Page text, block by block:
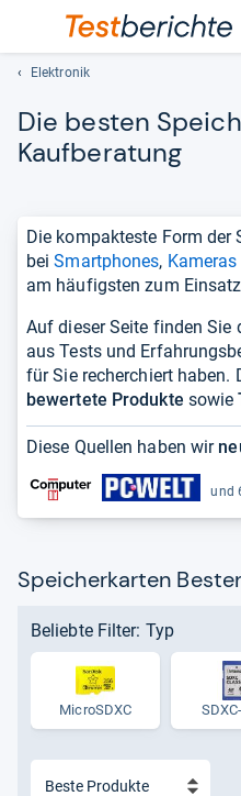
Elektronik
Die bes­ten
Kauf­be­ra­tung
Die kompakteste Form der
beiSmartphones, Kameras
am häufigsten zum
Auf dieser Seite finden Sie
aus Tests und
für Sie recherchiert haben.
bewertete Produkte sowie
Diese Quellen haben wir
und
Speicherkarten
Beliebte Filter: Typ
MicroSDXC